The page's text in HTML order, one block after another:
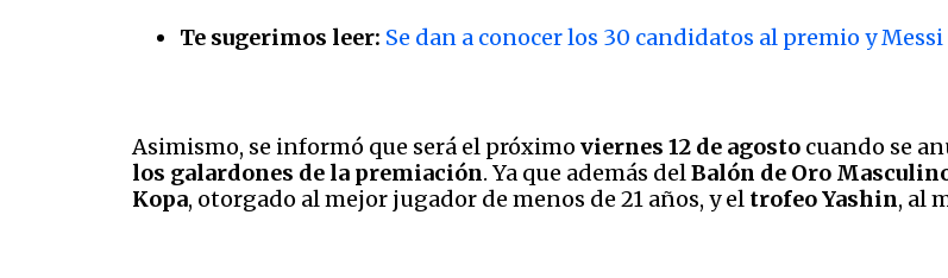
Te sugerimos leer: Se dan a conocer los 30 candidatos al premio y
Asimismo, se informó que será el próximo viernes 12 de agosto cuando se
los galardones de la premiación. Ya que además del Balón de Oro
Kopa, otorgado al mejor jugador de menos de 21 años, y el trofeo Yashin, al